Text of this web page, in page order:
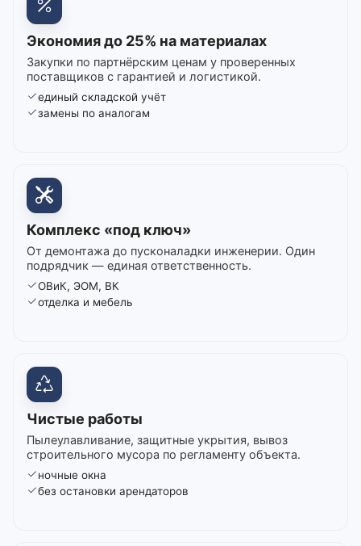
Экономия до 25% на материалах
Закупки по партнёрским ценам у проверенных
поставщиков с гарантией и логистикой.
единый складской учёт
замены по аналогам
Комплекс «под ключ»
От демонтажа до пусконаладки инженерии. Один
подрядчик — единая ответственность.
ОВиК, ЭОМ, ВК
отделка и мебель
Чистые работы
Пылеулавливание, защитные укрытия, вывоз
строительного мусора по регламенту объекта.
ночные окна
без остановки арендаторов